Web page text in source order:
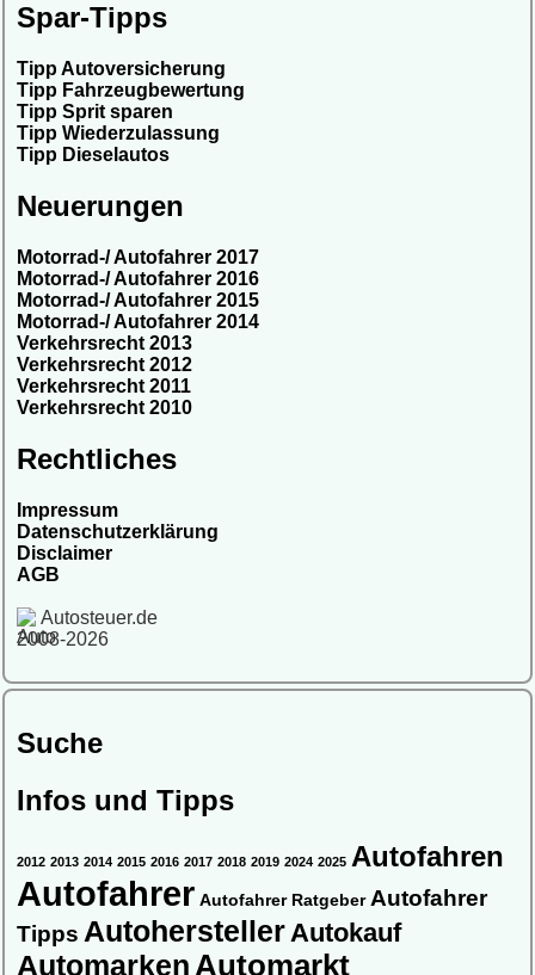
Spar-Tipps
Tipp Autoversicherung
Tipp Fahrzeugbewertung
Tipp Sprit sparen
Tipp Wiederzulassung
Tipp Dieselautos
Neuerungen
Motorrad-/ Autofahrer 2017
Motorrad-/ Autofahrer 2016
Motorrad-/ Autofahrer 2015
Motorrad-/ Autofahrer 2014
Verkehrsrecht 2013
Verkehrsrecht 2012
Verkehrsrecht 2011
Verkehrsrecht 2010
Rechtliches
Impressum
Datenschutzerklärung
Disclaimer
AGB
Autosteuer.de
2008-2026
Suche
Infos und Tipps
2012 2013 2014 2015 2016 2017 2018 2019 2024 2025 Autofahren
Autofahrer Autofahrer Ratgeber Autofahrer
Tipps Autohersteller Autokauf
Automarken Automarkt